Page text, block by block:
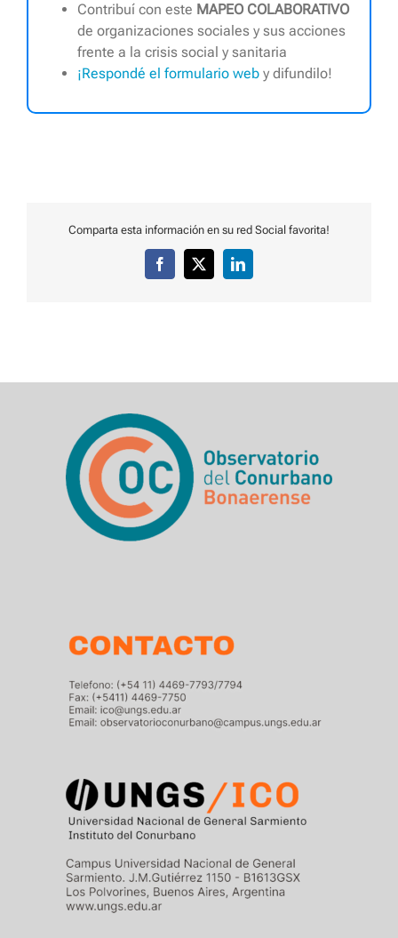
Contribuí con este MAPEO COLABORATIVO
de organizaciones sociales y sus acciones
frente a la crisis social y sanitaria
¡Respondé el formulario web y difundilo!
Comparta esta información en su red Social favorita!
Facebook
X LinkedIn